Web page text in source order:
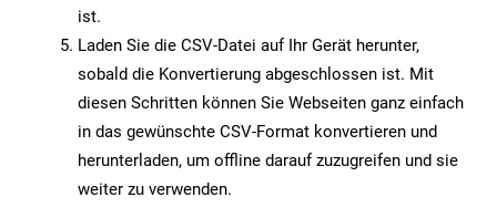
ist.
Laden Sie die CSV-Datei auf Ihr Gerät herunter,
sobald die Konvertierung abgeschlossen ist. Mit
diesen Schritten können Sie Webseiten ganz einfach
in das gewünschte CSV-Format konvertieren und
herunterladen, um offline darauf zuzugreifen und sie
weiter zu verwenden.